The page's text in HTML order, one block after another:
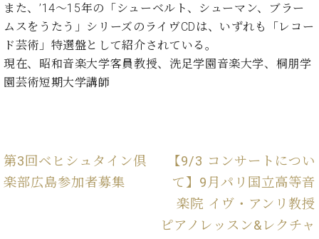
ィ
シ
ョ
ン
ン
ヴ
ィ
タ
ッ
フ
ご
者
紹
介
また、’14～15年の「シューベルト、シューマン、ブラー
ムスをうたう」シリーズのライヴCDは、いずれも「レコー
ド芸術」特選盤として紹介されている。
現在、昭和音楽大学客員教授、洗足学園音楽大学、桐朋学
園芸術短期大学講師
第3回ベヒシュタイン倶
楽部広島参加者募集
【9/3 コンサートについ
て】9月パリ国立高等音
楽院 イヴ・アンリ教授
ピアノレッスン&レクチャ